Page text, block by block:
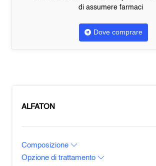
di assumere farmaci
Dove comprare
ALFATON
Composizione
Opzione di trattamento